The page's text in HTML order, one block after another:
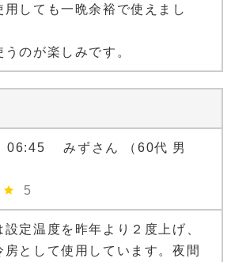
用しても一晩余裕で使えまし
のが楽しみです。
06:45 みずさん （60代 男
5
定温度を昨年より２度上げ、
房として使用しています。夜間